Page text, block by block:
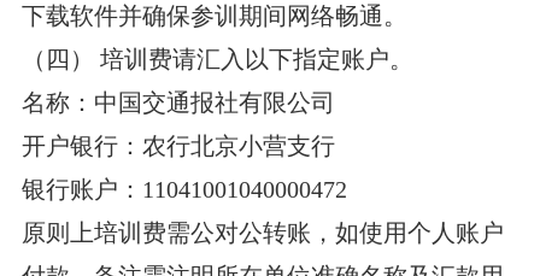
下载软件并确保参训期间网络畅通。
（四） 培训费请汇入以下指定账户。
名称：中国交通报社有限公司
开户银行：农行北京小营支行
银行账户：11041001040000472
原则上培训费需公对公转账，如使用个人账户